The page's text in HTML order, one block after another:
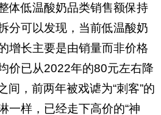
体低温酸奶品类销售额保持
分可以发现，当前低温酸奶
增长主要是由销量而非价格
价已从2022年的80元左右降
间，前两年被戏谑为“刺客”的
一样，已经走下高价的“神